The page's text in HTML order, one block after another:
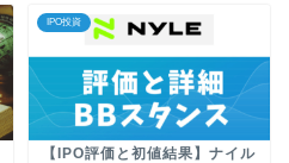
IPO投資
【IPO評価と初値結果】ナイル